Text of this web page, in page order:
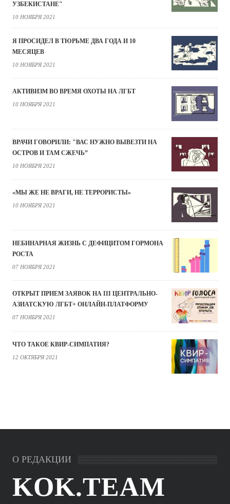
УЗБЕКИСТАНЕ"
10 НОЯБРЯ 2021
Я ПРОСИДЕЛ В ТЮРЬМЕ ДВА ГОДА И 10
МЕСЯЦЕВ
10 НОЯБРЯ 2021
АКТИВИЗМ ВО ВРЕМЯ ОХОТЫ НА ЛГБТ
10 НОЯБРЯ 2021
ВРАЧИ ГОВОРИЛИ: "ВАС НУЖНО ВЫВЕЗТИ НА
ОСТРОВ И ТАМ СЖЕЧЬ”
10 НОЯБРЯ 2021
«МЫ ЖЕ НЕ ВРАГИ, НЕ ТЕРРОРИСТЫ»
10 НОЯБРЯ 2021
НЕБИНАРНАЯ ЖИЗНЬ С ДЕФИЦИТОМ ГОРМОНА
РОСТА
07 НОЯБРЯ 2021
ОТКРЫТ ПРИЕМ ЗАЯВОК НА III ЦЕНТРАЛЬНО-
АЗИАТСКУЮ ЛГБТ+ ОНЛАЙН-ПЛАТФОРМУ
07 НОЯБРЯ 2021
ЧТО ТАКОЕ КВИР-СИМПАТИЯ?
12 ОКТЯБРЯ 2021
О РЕДАКЦИИ
KOK.TEAM